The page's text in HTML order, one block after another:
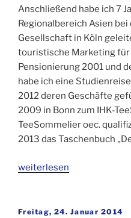
Anschließend habe ich 7
Regionalbereich Asien
Gesellschaft in Köln
touristische Marketing für
Pensionierung 2001 und
habe ich eine
2012 deren Geschäfte
2009 in Bonn zum IHK-
TeeSommelier oec.
2013 das Taschenbuch
„Fragen
Dr.
weiterlesen
Veröffentlicht
Freitag, 24. Januar 2014